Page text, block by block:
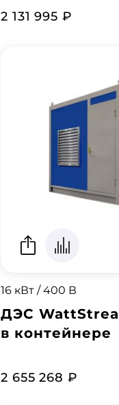
2 131 995 ₽
16 кВт / 400 В
ДЭС
в контейнере
2 655 268 ₽